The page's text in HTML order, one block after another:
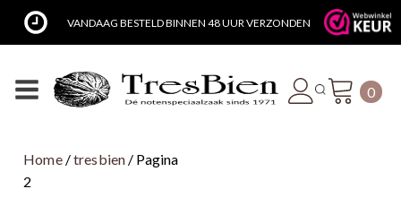
VANDAAG BESTELD BINNEN 48 UUR VERZONDEN
0
Home/tresbien / Pagina
2